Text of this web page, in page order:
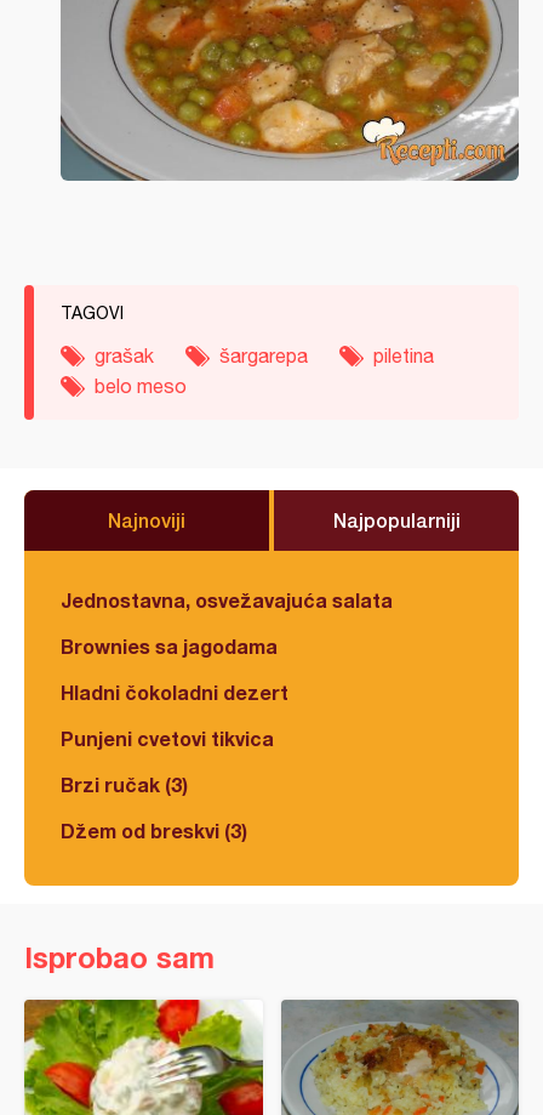
TAGOVI
grašak šargarepa
piletina
belo meso
Najnoviji Najpopularniji
Jednostavna, osvežavajuća salata
Brownies sa jagodama
Hladni čokoladni dezert
Punjeni cvetovi tikvica
Brzi ručak (3)
Džem od breskvi (3)
Isprobao sam